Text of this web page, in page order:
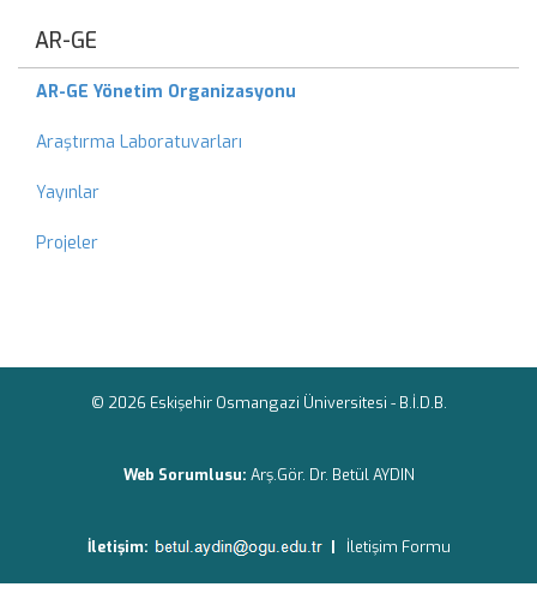
AR-GE
AR-GE Yönetim Organizasyonu
Araştırma Laboratuvarları
Yayınlar
Projeler
© 2026 Eskişehir Osmangazi Üniversitesi - B.İ.D.B.
Web Sorumlusu: Arş.Gör. Dr. Betül AYDIN
İletişim: | İletişim Formu